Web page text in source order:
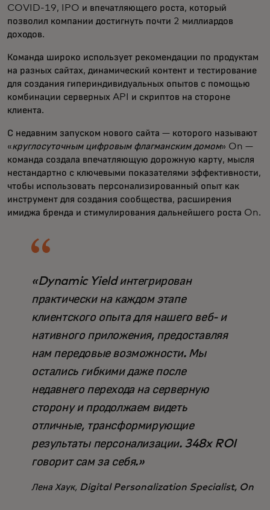
COVID-19, IPO и впечатляющего роста, который
позволил компании достигнуть почти 2 миллиардов
доходов.
Команда широко использует рекомендации по продуктам
на разных сайтах, динамический контент и тестирование
для создания гипериндивидуальных опытов с помощью
комбинации серверных API и скриптов на стороне
клиента.
С недавним запуском нового сайта — которого называют
«круглосуточным цифровым флагманским домом» On —
команда создала впечатляющую дорожную карту, мысля
нестандартно с ключевыми показателями эффективности,
чтобы использовать персонализированный опыт как
инструмент для создания сообщества, расширения
имиджа бренда и стимулирования дальнейшего роста On.
«Dynamic Yield интегрирован
практически на каждом этапе
клиентского опыта для нашего веб- и
нативного приложения, предоставляя
нам передовые возможности. Мы
остались гибкими даже после
недавнего перехода на серверную
сторону и продолжаем видеть
отличные, трансформирующие
результаты персонализации. 348x ROI
говорит сам за себя.»
Лена Хаук, Digital Personalization Specialist, On